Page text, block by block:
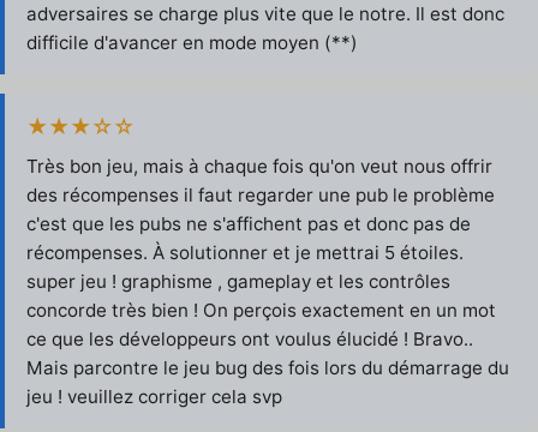
adversaires se charge plus vite que le notre. Il est donc
difficile d'avancer en mode moyen (**)
★★★☆☆
Très bon jeu, mais à chaque fois qu'on veut nous offrir
des récompenses il faut regarder une pub le problème
c'est que les pubs ne s'affichent pas et donc pas de
récompenses. À solutionner et je mettrai 5 étoiles.
super jeu ! graphisme , gameplay et les contrôles
concorde très bien ! On perçois exactement en un mot
ce que les développeurs ont voulus élucidé ! Bravo..
Mais parcontre le jeu bug des fois lors du démarrage du
jeu ! veuillez corriger cela svp